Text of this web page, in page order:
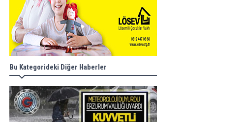
Bu Kategorideki Diğer Haberler